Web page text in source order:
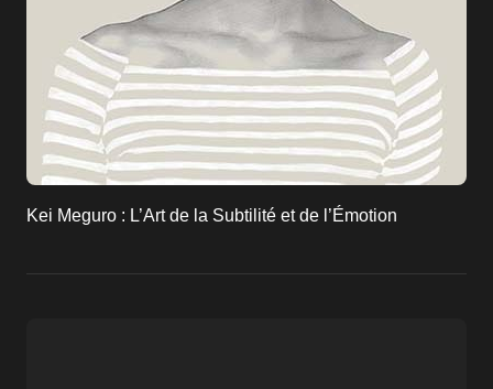
Kei Meguro : L’Art de la Subtilité et de l’Émotion